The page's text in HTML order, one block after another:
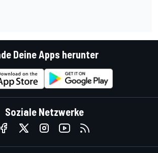
Deine Apps herunter
Soziale Netzwerke